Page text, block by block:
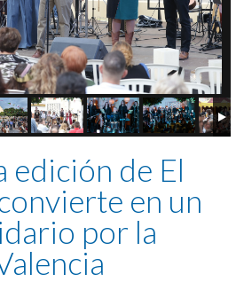
edición de El
en un
por la